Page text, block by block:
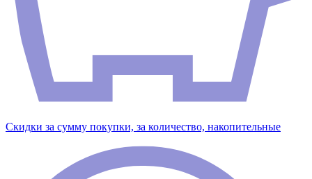
Скидки за сумму покупки, за количество, накопительные